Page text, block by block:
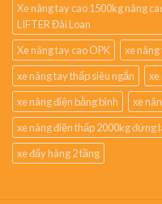
Xe nâng tay cao 1500kg nâng
LIFTER Đài Loan
Xe nâng tay cao OPK
xe
xe nâng tay thấp siêu ngắn
xe
xe nâng điện bằng bình
xe
xe nâng điện thấp 2000kg đứng
xe đẩy hàng 2 tầng